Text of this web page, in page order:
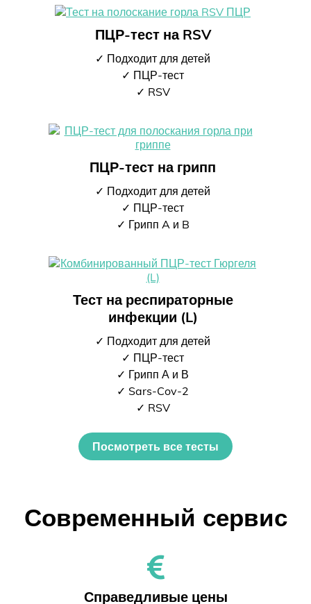
ПЦР-тест на RSV
✓ Подходит для детей
✓ ПЦР-тест
✓ RSV
ПЦР-тест на грипп
✓ Подходит для детей
✓ ПЦР-тест
✓ Грипп A и B
Тест на респираторные
инфекции (L)
✓ Подходит для детей
✓ ПЦР-тест
✓ Грипп А и В
✓ Sars-Cov-2
✓ RSV
Посмотреть все тесты
Современный сервис
Справедливые цены